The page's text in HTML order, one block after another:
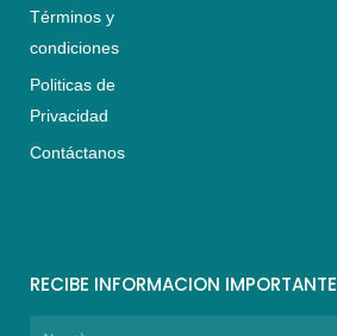
Términos y
condiciones
Politicas de
Privacidad
Contáctanos
RECIBE INFORMACION IMPORTANTE